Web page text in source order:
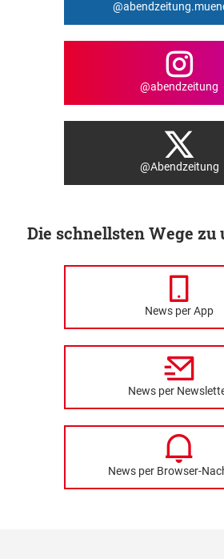
@abendzeitung
@Abendzeitung
Die schnellsten Wege zu
News per App
News per
News per Browser-